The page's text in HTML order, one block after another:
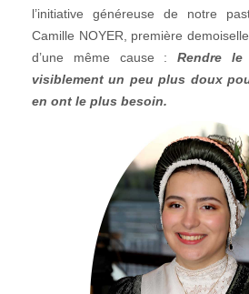
l’initiative généreuse de notre
Camille NOYER, première
d’une même cause : Rendre le
visiblement un peu plus doux
en ont le plus besoin.